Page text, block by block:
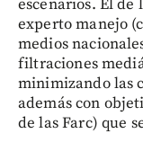
escenarios. El de
experto manejo
medios
filtraciones
minimizando las
además con
de las Farc) que